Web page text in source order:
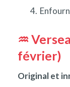
♒
février)
Original et